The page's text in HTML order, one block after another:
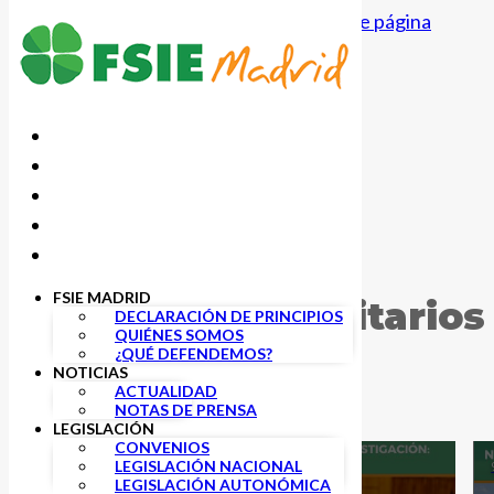
Saltar al contenido principal Saltar al pie de página
FSIE MADRID
DECLARACIÓN DE PRINCIPIOS
QUIÉNES SOMOS
¿QUÉ DEFENDEMOS?
NOTICIAS
ACTUALIDAD
NOTAS DE PRENSA
LEGISLACIÓN
CONVENIOS
LEGISLACIÓN NACIONAL
LEGISLACIÓN AUTONÓMICA
Centros
25 JUNIO, 2026